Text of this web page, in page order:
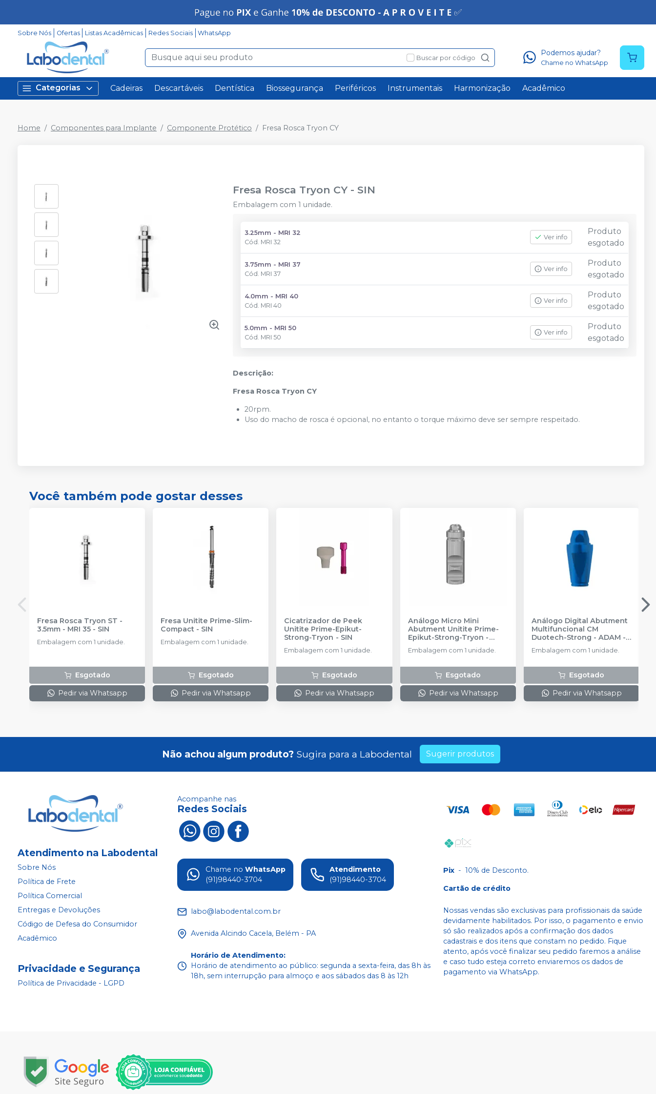
Sobre Nós Ofertas Listas Acadêmicas Redes Sociais WhatsApp
Buscar por código
Podemos ajudar?
Chame no WhatsApp
Categorias Cadeiras Descartáveis Dentística Biossegurança Periféricos Instrumentais Harmonização Acadêmico
Home Componentes para Implante Componente Protético Fresa Rosca Tryon CY
Fresa Rosca Tryon CY - SIN
Embalagem com 1 unidade.
3.25mm - MRI 32
Cód. MRI 32
Ver info
Produto
esgotado
3.75mm - MRI 37
Cód. MRI 37
Ver info
Produto
esgotado
4.0mm - MRI 40
Cód. MRI 40
Ver info
Produto
esgotado
5.0mm - MRI 50
Cód. MRI 50
Ver info
Produto
esgotado
Descrição:
Fresa Rosca Tryon CY
20rpm.
Uso do macho de rosca é opcional, no entanto o torque máximo deve ser sempre respeitado.
Você também pode gostar desses
Fresa Rosca Tryon ST -
3.5mm - MRI 35 - SIN
Embalagem com 1 unidade.
Esgotado
Pedir via Whatsapp
Fresa Unitite Prime-Slim-
Compact - SIN
Embalagem com 1 unidade.
Esgotado
Pedir via Whatsapp
Cicatrizador de Peek
Unitite Prime-Epikut-
Strong-Tryon - SIN
Embalagem com 1 unidade.
Esgotado
Pedir via Whatsapp
Análogo Micro Mini
Abutment Unitite Prime-
Epikut-Strong-Tryon -
Embalagem com 1 unidade.
Esgotado
Pedir via Whatsapp
Análogo Digital Abutment
Multifuncional CM
Duotech-Strong - ADAM -
Embalagem com 1 unidade.
Esgotado
Pedir via Whatsapp
Não achou algum produto? Sugira para a Labodental Sugerir produtos
Atendimento na Labodental
Sobre Nós
Política de Frete
Política Comercial
Entregas e Devoluções
Código de Defesa do Consumidor
Acadêmico
Privacidade e Segurança
Política de Privacidade - LGPD
Acompanhe nas
Redes Sociais
Chame no WhatsApp
(91)98440-3704
Atendimento
(91)98440-3704
labo@labodental.com.br
Avenida Alcindo Cacela, Belém - PA
Horário de Atendimento:
Horário de atendimento ao público: segunda a sexta-feira, das 8h às
18h, sem interrupção para almoço e aos sábados das 8 às 12h
Pix - 10% de Desconto.
Cartão de crédito
Nossas vendas são exclusivas para profissionais da saúde
devidamente habilitados. Por isso, o pagamento e envio
só são realizados após a confirmação dos dados
cadastrais e dos itens que constam no pedido. Fique
atento, após você finalizar seu pedido faremos a análise
e caso tudo esteja correto enviaremos os dados de
pagamento via WhatsApp.